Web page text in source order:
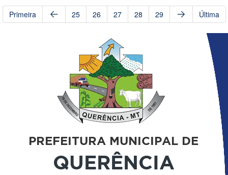
Primeira 25 26 27 28 29 Última
PREFEITURA MUNICIPAL DE
QUERÊNCIA